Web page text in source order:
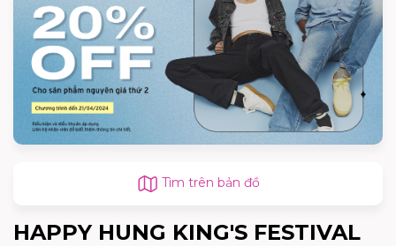
Tìm trên bản đồ
HAPPY HUNG KING'S FESTIVAL